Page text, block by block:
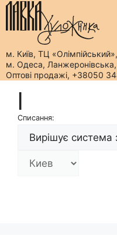
м. Київ, ТЦ
м. Одеса,
Оптові продажі, +38050
вмістуСписання: